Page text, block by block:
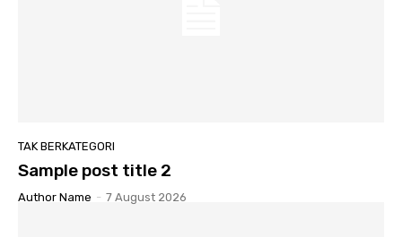
TAK BERKATEGORI
Sample post title 2
Author Name - 7 August 2026